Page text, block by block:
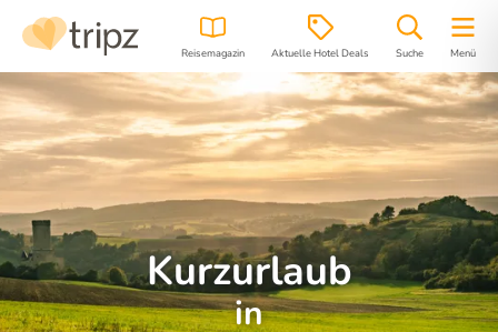
Reisemagazin Aktuelle Hotel Deals Suche Menü
Kurzurlaub
in